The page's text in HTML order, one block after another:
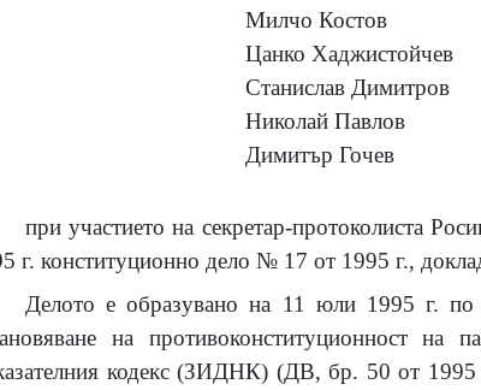
Милчо Костов
Цанко Хаджистойчев
Станислав Димитров
Николай Павлов
Димитър Гочев
при участието на секретар-протоколиста
г. конституционно дело № 17 от 1995 г.,
Делото е образувано на 11 юли 1995 г. по
на противоконституционност
кодекс (ЗИДНК) (ДВ, бр. 50 от 1995